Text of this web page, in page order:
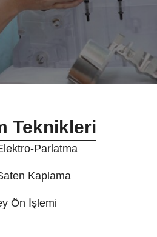
Teknikleri
Parlatma
Kaplama
Ön İşlemi